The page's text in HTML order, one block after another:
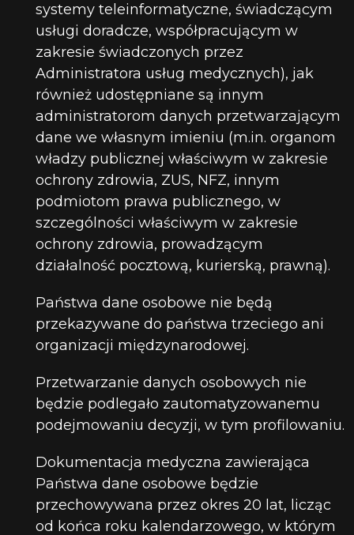
systemy teleinformatyczne, świadczącym
usługi doradcze, współpracującym w
zakresie świadczonych przez
Administratora usług medycznych), jak
również udostępniane są innym
administratorom danych przetwarzającym
dane we własnym imieniu (m.in. organom
władzy publicznej właściwym w zakresie
ochrony zdrowia, ZUS, NFZ, innym
podmiotom prawa publicznego, w
szczególności właściwym w zakresie
ochrony zdrowia, prowadzącym
działalność pocztową, kurierską, prawną).
Państwa dane osobowe nie będą
przekazywane do państwa trzeciego ani
organizacji międzynarodowej.
Przetwarzanie danych osobowych nie
będzie podlegało zautomatyzowanemu
podejmowaniu decyzji, w tym profilowaniu.
Dokumentacja medyczna zawierająca
Państwa dane osobowe będzie
przechowywana przez okres 20 lat, licząc
od końca roku kalendarzowego, w którym